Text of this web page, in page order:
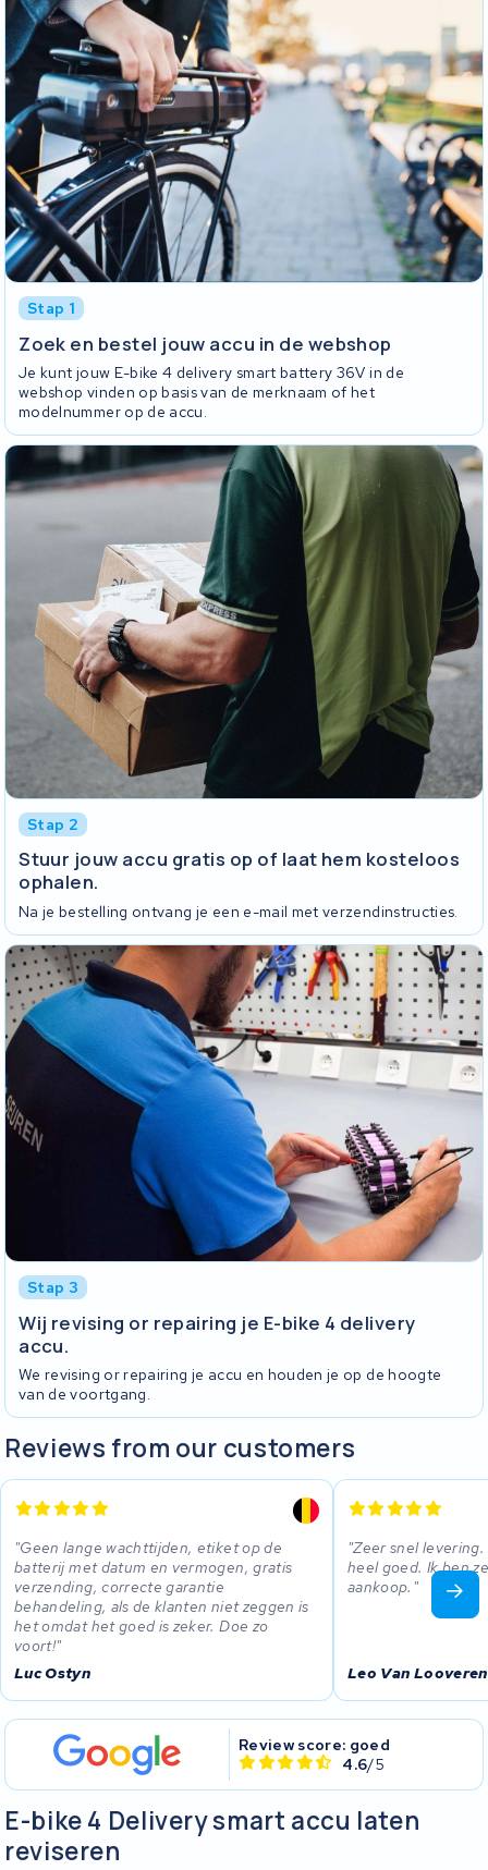
Stap 1
Zoek en bestel jouw accu in de webshop
Je kunt jouw E-bike 4 delivery smart battery 36V in de
webshop vinden op basis van de merknaam of het
modelnummer op de accu.
Stap 2
Stuur jouw accu gratis op of laat hem kosteloos
ophalen.
Na je bestelling ontvang je een e-mail met verzendinstructies.
Stap 3
Wij revising or repairing je E-bike 4 delivery
accu.
We revising or repairing je accu en houden je op de hoogte
van de voortgang.
Reviews from our customers
Geen lange wachttijden, etiket op de
batterij met datum en vermogen, gratis
verzending, correcte garantie
behandeling, als de klanten niet zeggen is
het omdat het goed is zeker. Doe zo
voort!
Luc Ostyn
Zeer snel
heel goed. Ik ben
aankoop.
Leo Van Looveren
Review score: goed
4.6/5
E-bike 4 Delivery smart accu laten
reviseren